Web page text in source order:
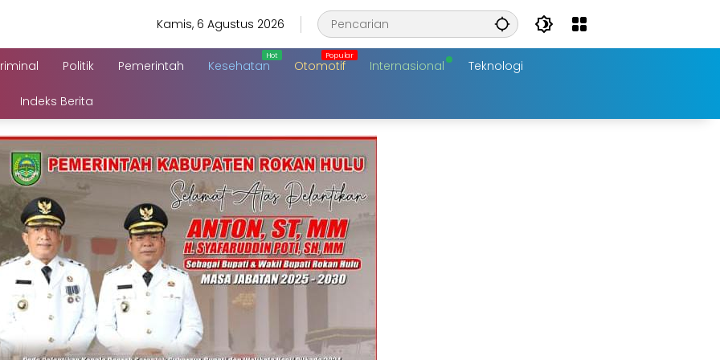
Kamis, 6 Agustus 2026
Politik Pemerintah Kesehatan Otomotif Internasional Teknologi
Indeks Berita